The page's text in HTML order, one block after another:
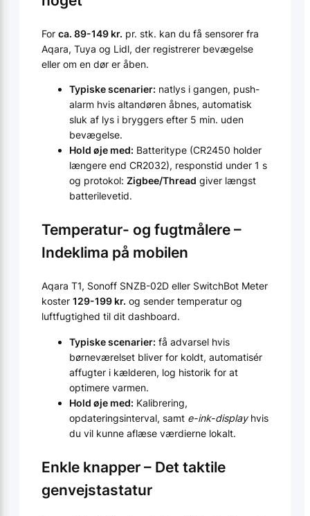
For ca. 89-149 kr. pr. stk. kan du få sensorer fra
Aqara, Tuya og Lidl, der registrerer bevægelse
eller om en dør er åben.
Typiske scenarier: natlys i gangen, push-
alarm hvis altandøren åbnes, automatisk
sluk af lys i bryggers efter 5 min. uden
bevægelse.
Hold øje med: Batteritype (CR2450 holder
længere end CR2032), responstid under 1 s
og protokol: Zigbee/Thread giver længst
batterilevetid.
Temperatur- og fugtmålere –
Indeklima på mobilen
Aqara T1, Sonoff SNZB-02D eller SwitchBot Meter
koster 129-199 kr. og sender temperatur og
luftfugtighed til dit dashboard.
Typiske scenarier: få advarsel hvis
børneværelset bliver for koldt, automatisér
affugter i kælderen, log historik for at
optimere varmen.
Hold øje med: Kalibrering,
opdateringsinterval, samt e-ink-displayhvis
du vil kunne aflæse værdierne lokalt.
Enkle knapper – Det taktile
genvejstastatur